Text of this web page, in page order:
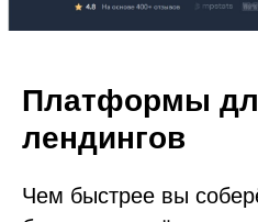
Платформы
лендингов
Чем быстрее вы